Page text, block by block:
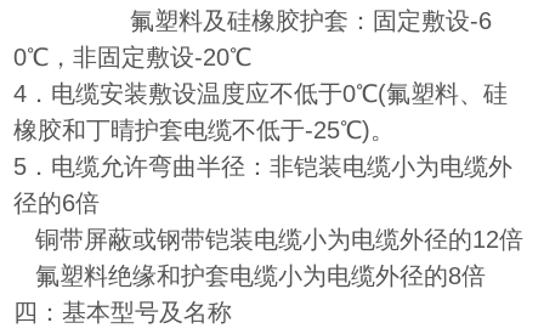
氟塑料及硅橡胶护套：固定敷设-6
0℃，非固定敷设-20℃
4．电缆安装敷设温度应不低于0℃(氟塑料、硅
橡胶和丁晴护套电缆不低于-25℃)。
5．电缆允许弯曲半径：非铠装电缆小为电缆外
径的6倍
铜带屏蔽或钢带铠装电缆小为电缆外径的12倍
氟塑料绝缘和护套电缆小为电缆外径的8倍
四：基本型号及名称